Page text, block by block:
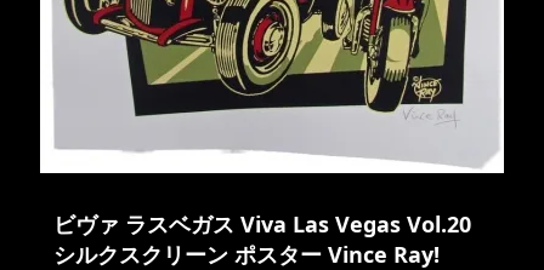
ビヴァ ラスベガス Viva Las Vegas Vol.20
シルクスクリーン ポスター Vince Ray!